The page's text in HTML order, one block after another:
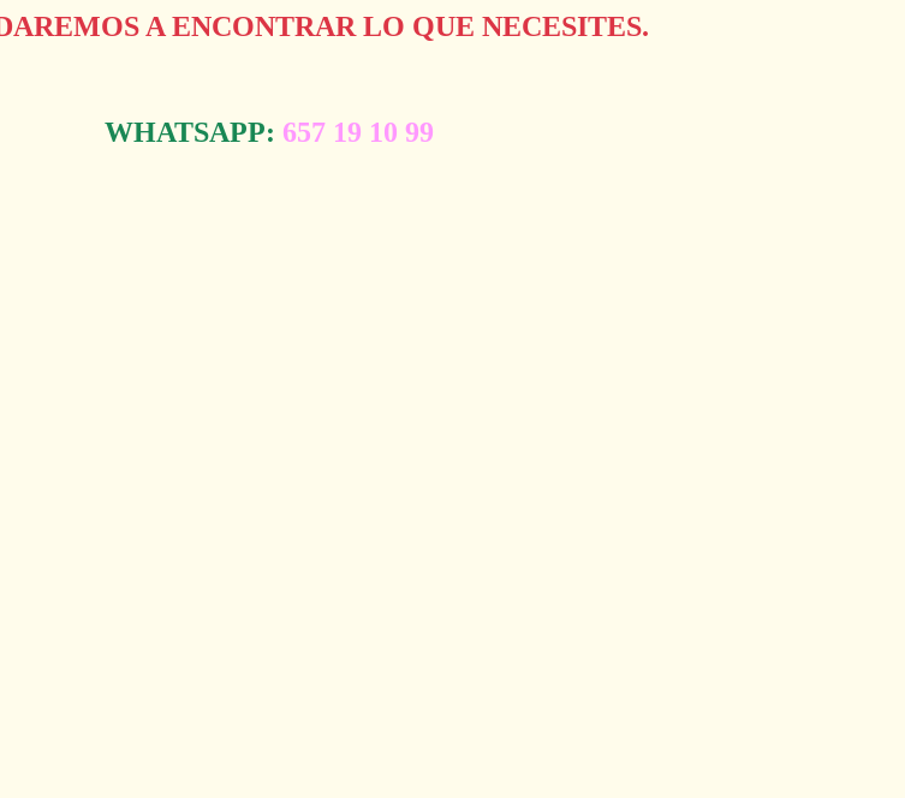
A ENCONTRAR LO QUE NECESITES.
WHATSAPP: 657 19 10 99